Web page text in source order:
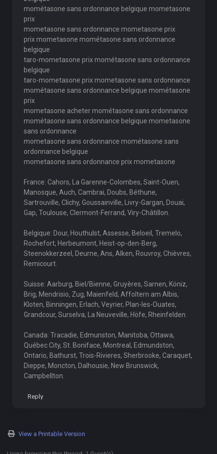
mométasone sans ordonnance belgique mometasone
prix
mometasone sans ordonnance mometasone prix
prix mometasone mométasone sans ordonnance
belgique
taro-mometasone prix mométasone sans ordonnance
belgique
taro-mometasone prix mometasone sans ordonnance
mométasone sans ordonnance belgique mométasone
prix
mometasone acheter mométasone sans ordonnance
mométasone sans ordonnance belgique mometasone
sans ordonnance
mometasone sans ordonnance mométasone sans
ordonnance belgique
mometasone sans ordonnance prix mometasone
France: Cahors, La Garenne-Colombes, Saint-Ouen,
Manosque, Auch, Cambrai, Doubs, Béthune,
Sartrouville, Clichy, Goussainville, Livry-Gargan, Douai,
Gap, Toulouse, Clermont-Ferrand, Viry-Châtillon.
Belgique: Dour, Houthulst, Assesse, Beloeil, Tremelo,
Rochefort, Herbeumont, Heist-op-den-Berg,
Steenokkerzeel, Deurne, Ans, Alken, Rouvroy, Chièvres,
Remicourt.
Suisse: Aarburg, Biel/Bienne, Gruyères, Sarnen, Köniz,
Brig, Mendrisio, Zug, Maienfeld, Affoltern am Albis,
Kloten, Binningen, Erlach, Veyrier, Plan-les-Ouates,
Grandcour, Surselva, La Neuveville, Höfe, Rheinfelden.
Canada: Tracadie, Edmunston, Manitoba, Ottawa,
Québec City, St. Boniface, Montreal, Edmundston,
Ontario, Bathurst, Trois-Rivieres, Sherbrooke, Caraquet,
Dieppe, Moncton, Dalhousie, New Brunswick,
Campbellton.
Reply
View a Printable Version